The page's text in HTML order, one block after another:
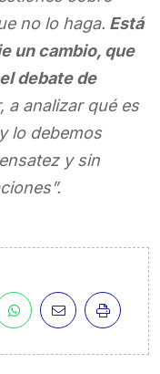
no lo haga. Está
un cambio, que
debate de
a analizar qué es
lo debemos
y sin